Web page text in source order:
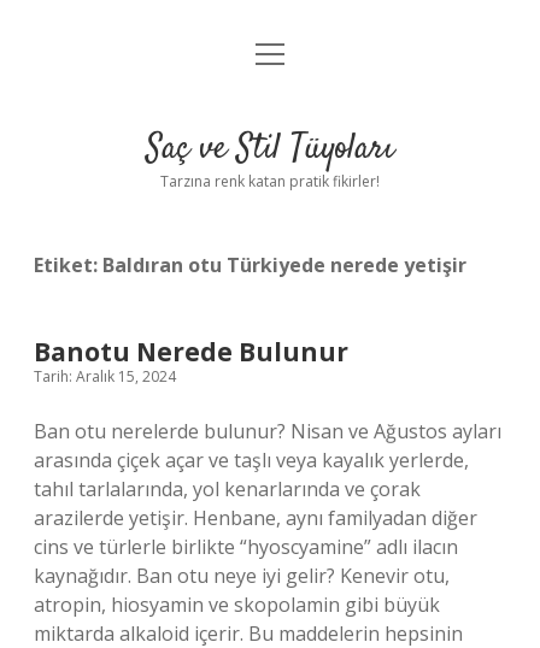
Anasayfa
Yasal Uyarı
menüyü
Saç ve Stil Tüyoları
Tarzına renk katan pratik fikirler!
Etiket: Baldıran otu Türkiyede nerede yetişir
Banotu Nerede Bulunur
Tarih: Aralık 15, 2024
Ban otu nerelerde bulunur? Nisan ve Ağustos ayları
arasında çiçek açar ve taşlı veya kayalık yerlerde,
tahıl tarlalarında, yol kenarlarında ve çorak
arazilerde yetişir. Henbane, aynı familyadan diğer
cins ve türlerle birlikte “hyoscyamine” adlı ilacın
kaynağıdır. Ban otu neye iyi gelir? Kenevir otu,
atropin, hiosyamin ve skopolamin gibi büyük
miktarda alkaloid içerir. Bu maddelerin hepsinin